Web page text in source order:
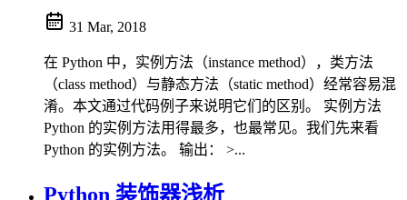
31 Mar, 2018
在 Python 中，实例方法（instance method），类方法
（class method）与静态方法（static method）经常容易混
淆。本文通过代码例子来说明它们的区别。 实例方法
Python 的实例方法用得最多，也最常见。我们先来看
Python 的实例方法。 输出： >...
Python 装饰器浅析